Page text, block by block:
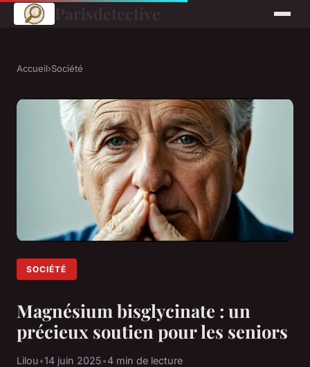
Accueil›Société
SOCIÉTÉ
Magnésium bisglycinate : un
précieux soutien pour les seniors
Lilou•14 juin 2025•4 min de lecture